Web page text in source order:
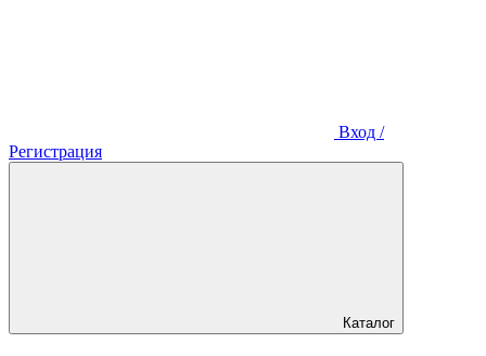
Вход /
Регистрация
Каталог